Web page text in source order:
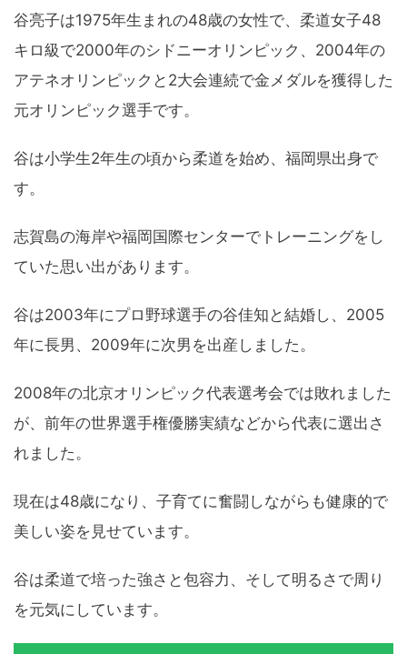
谷亮子は1975年生まれの48歳の女性で、柔道女子48
キロ級で2000年のシドニーオリンピック、2004年の
アテネオリンピックと2大会連続で金メダルを獲得した
元オリンピック選手です。
谷は小学生2年生の頃から柔道を始め、福岡県出身で
す。
志賀島の海岸や福岡国際センターでトレーニングをし
ていた思い出があります。
谷は2003年にプロ野球選手の谷佳知と結婚し、2005
年に長男、2009年に次男を出産しました。
2008年の北京オリンピック代表選考会では敗れました
が、前年の世界選手権優勝実績などから代表に選出さ
れました。
現在は48歳になり、子育てに奮闘しながらも健康的で
美しい姿を見せています。
谷は柔道で培った強さと包容力、そして明るさで周り
を元気にしています。